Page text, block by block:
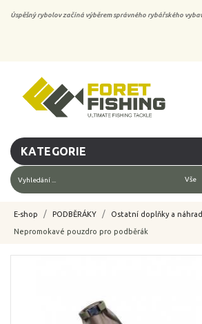
Úspěšný rybolov začíná výběrem správného rybářského
KATEGORIE
E-shop PODBĚRÁKY Ostatní doplňky a
Nepromokavé pouzdro pro podběrák